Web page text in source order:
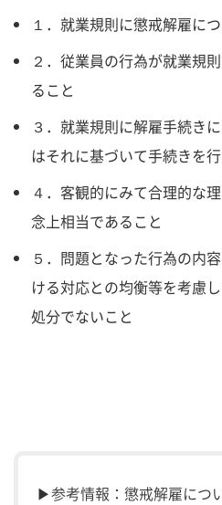
１．就業規則に懲戒解雇に
２．従業員の行為が就業規
ること
３．就業規則に解雇手続き
はそれに基づいて手続きを
４．客観的にみて合理的な
念上相当であること
５．問題となった行為の内
ける対応との均衡等を考慮
処分でないこと
▶参考情報：懲戒解雇につ